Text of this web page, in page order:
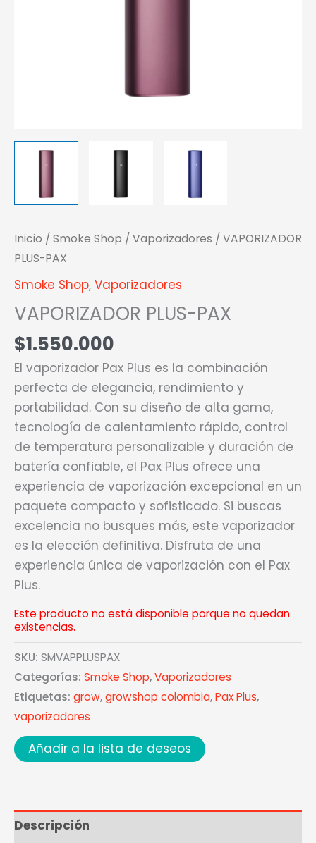
Inicio / Smoke Shop / Vaporizadores / VAPORIZADOR
PLUS-PAX
Smoke Shop, Vaporizadores
VAPORIZADOR PLUS-PAX
$1.550.000
El vaporizador Pax Plus es la combinación
perfecta de elegancia, rendimiento y
portabilidad. Con su diseño de alta gama,
tecnología de calentamiento rápido, control
de temperatura personalizable y duración de
batería confiable, el Pax Plus ofrece una
experiencia de vaporización excepcional en un
paquete compacto y sofisticado. Si buscas
excelencia no busques más, este vaporizador
es la elección definitiva. Disfruta de una
experiencia única de vaporización con el Pax
Plus.
Este producto no está disponible porque no quedan
existencias.
SKU: SMVAPPLUSPAX
Categorías: Smoke Shop,Vaporizadores
Etiquetas: grow,growshop colombia,Pax Plus,
vaporizadores
Añadir a la lista de deseos
Descripción